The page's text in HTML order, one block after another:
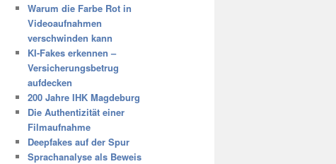
Warum die Farbe Rot in
Videoaufnahmen
verschwinden kann
KI-Fakes erkennen –
Versicherungsbetrug
aufdecken
200 Jahre IHK Magdeburg
Die Authentizität einer
Filmaufnahme
Deepfakes auf der Spur
Sprachanalyse als Beweis